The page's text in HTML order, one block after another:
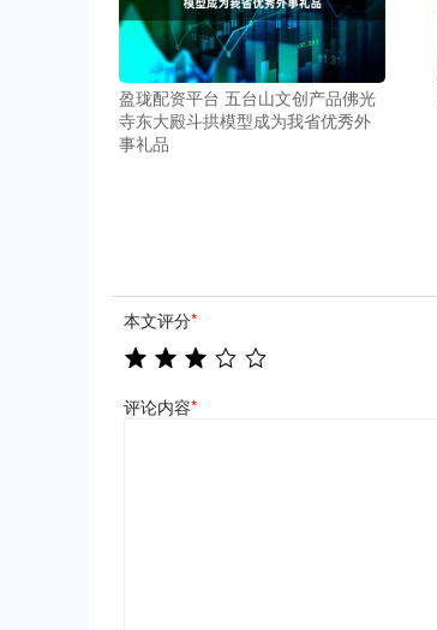
盈珑配资平台 五台山文创产品佛光
寺东大殿斗拱模型成为我省优秀外
事礼品
本文评分*
评论内容*